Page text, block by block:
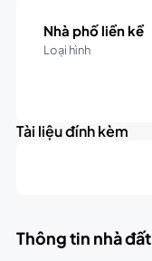
Nhà phố liền kề
Loại hình
+
Tài liệu đính kèm
Thông tin nhà đất